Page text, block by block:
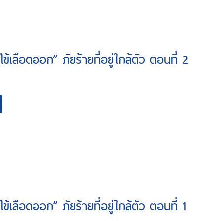
ข้เลือดออก” ภัยร้ายที่อยู่ใกล้ตัว ตอนที่ 2
ข้เลือดออก” ภัยร้ายที่อยู่ใกล้ตัว ตอนที่ 1